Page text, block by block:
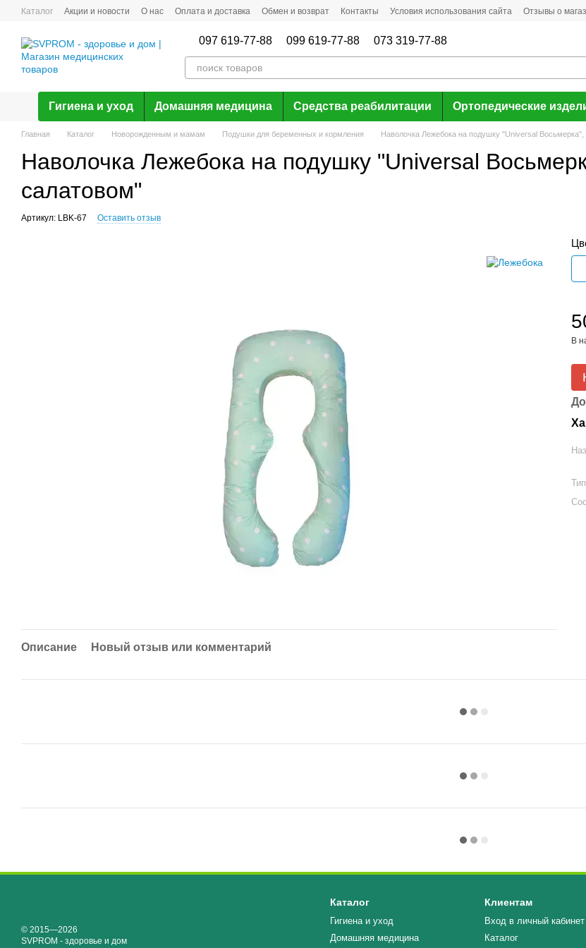
Перейти к основному контенту
Каталог Акции и новости О нас Оплата и доставка Обмен и возврат Контакты Условия использования сайта Отзывы о
097 619-77-88 099 619-77-88 073 319-77-88
Гигиена и уход Домашняя медицина Средства реабилитации Ортопедические
Главная Каталог Новорожденным и мамам Подушки для беременных и кормления Наволочка Лежебока на подушку "Universal
Наволочка Лежебока на подушку "Universal
салатовом"
Артикул: LBK-67 Оставить отзыв
Описание Новый отзыв или комментарий
В
Тип
© 2015—2026
SVPROM - здоровье и дом
Каталог
Гигиена и уход
Домашняя медицина
Клиентам
Вход в личный кабинет
Каталог